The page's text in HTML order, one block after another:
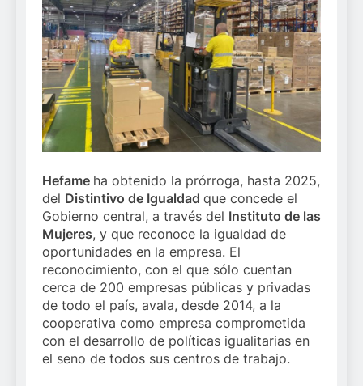
Hefame ha obtenido la prórroga, hasta 2025,
del Distintivo de Igualdad que concede el
Gobierno central, a través del Instituto de las
Mujeres, y que reconoce la igualdad de
oportunidades en la empresa. El
reconocimiento, con el que sólo cuentan
cerca de 200 empresas públicas y privadas
de todo el país, avala, desde 2014, a la
cooperativa como empresa comprometida
con el desarrollo de políticas igualitarias en
el seno de todos sus centros de trabajo.